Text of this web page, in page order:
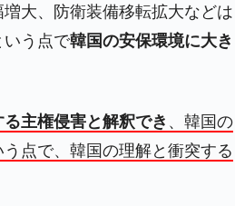
大、防衛装備移転拡大などは
いう点で韓国の安保環境に大き
主権侵害と解釈でき 、韓国の
点で、韓国の理解と衝突する